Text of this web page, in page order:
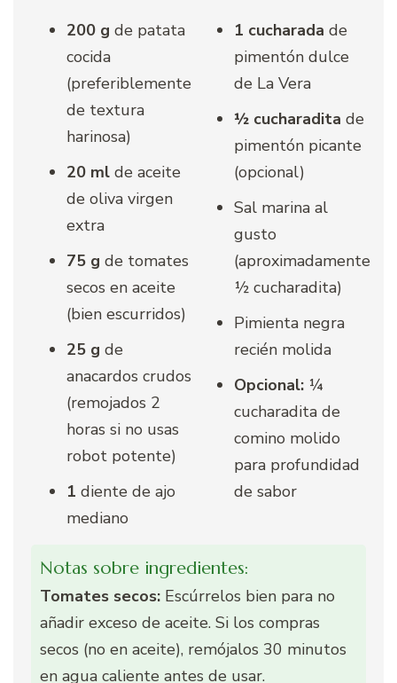
200 g de patata
cocida
(preferiblemente
de textura
harinosa)
20 ml de aceite
de oliva virgen
extra
75 g de tomates
secos en aceite
(bien escurridos)
25 g de
anacardos crudos
(remojados 2
horas si no usas
robot potente)
1 diente de ajo
mediano
1 cucharada de
pimentón dulce
de La Vera
½ cucharadita de
pimentón picante
(opcional)
Sal marina al
gusto
(aproximadamente
½ cucharadita)
Pimienta negra
recién molida
Opcional: ¼
cucharadita de
comino molido
para profundidad
de sabor
Notas sobre ingredientes:
Tomates secos: Escúrrelos bien para no
añadir exceso de aceite. Si los compras
secos (no en aceite), remójalos 30 minutos
en agua caliente antes de usar.